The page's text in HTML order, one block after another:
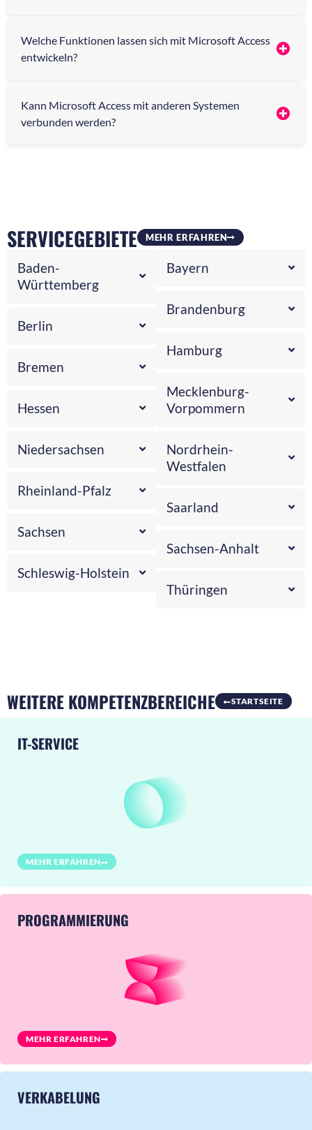
Welche Funktionen lassen sich mit Microsoft Access
entwickeln?
Kann Microsoft Access mit anderen Systemen
verbunden werden?
SERVICEGEBIETE MEHR ERFAHREN
Baden-
Württemberg
Berlin
Bremen
Hessen
Niedersachsen
Rheinland-Pfalz
Sachsen
Schleswig-Holstein
Bayern
Brandenburg
Hamburg
Mecklenburg-
Vorpommern
Nordrhein-
Westfalen
Saarland
Sachsen-Anhalt
Thüringen
WEITERE KOMPETENZBEREICHE STARTSEITE
IT-SERVICE
MEHR ERFAHREN
PROGRAMMIERUNG
MEHR ERFAHREN
VERKABELUNG